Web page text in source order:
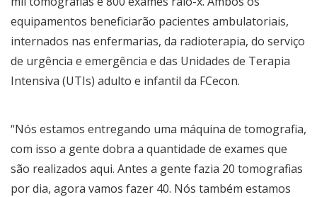
equipamentos beneficiarão pacientes ambulatoriais,
internados nas enfermarias, da radioterapia, do serviço
de urgência e emergência e das Unidades de Terapia
Intensiva (UTIs) adulto e infantil da FCecon.
“Nós estamos entregando uma máquina de tomografia,
com isso a gente dobra a quantidade de exames que
são realizados aqui. Antes a gente fazia 20 tomografias
por dia, agora vamos fazer 40. Nós também estamos